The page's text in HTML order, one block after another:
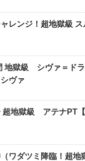
レンジ！超地獄級
地獄級 シヴァ＝ド
ヴァ
超地獄級 アテナPT
ワダツミ降臨！超地